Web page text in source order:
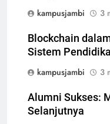
kampusjambi
3
Blockchain
Sistem
kampusjambi
3
Alumni Sukses:
Selanjutnya